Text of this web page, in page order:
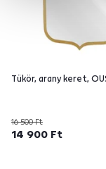
Tükör, arany keret,
16 500 Ft
14 900 Ft